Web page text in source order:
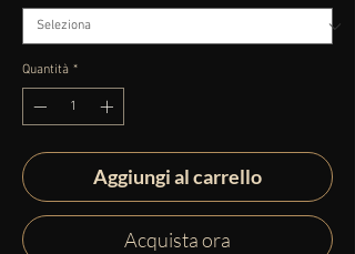
Quantità *
Aggiungi al carrello
Acquista ora